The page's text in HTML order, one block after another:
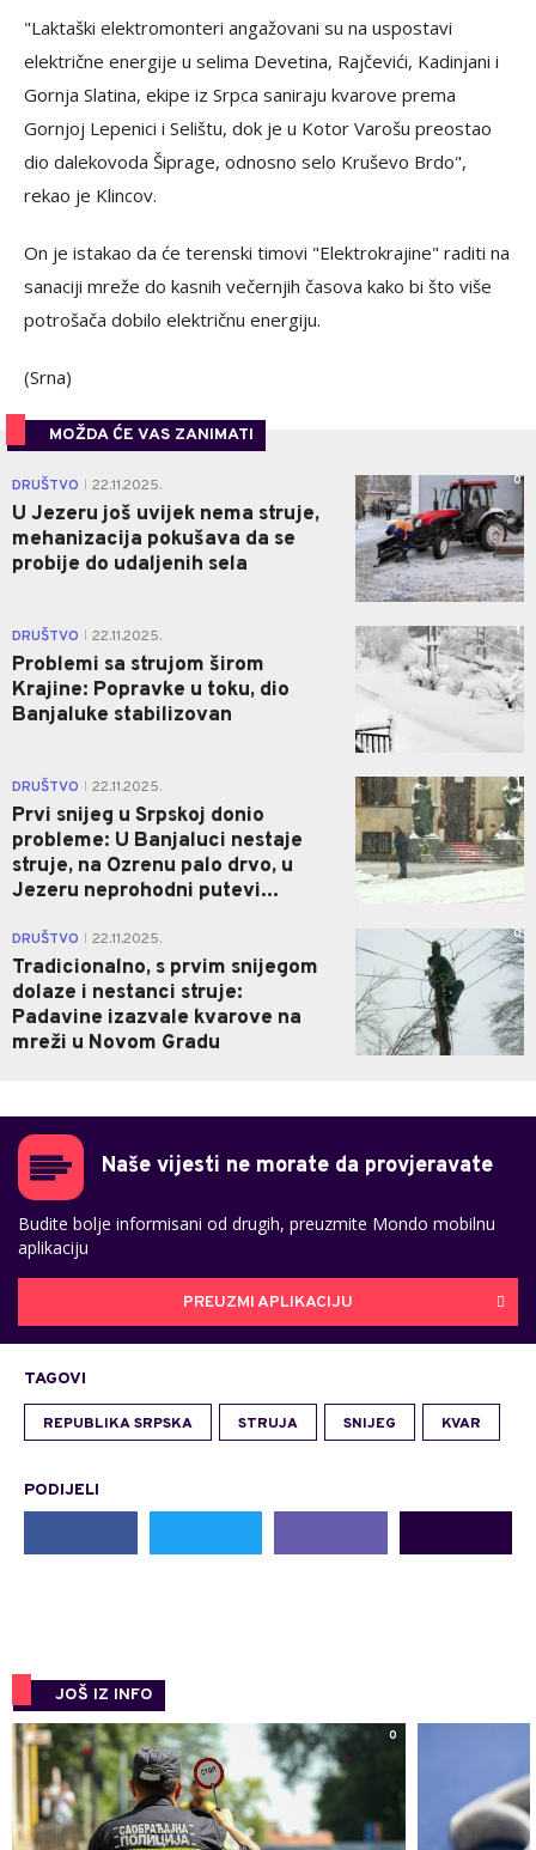
"Laktaški elektromonteri angažovani su na uspostavi
električne energije u selima Devetina, Rajčevići, Kadinjani i
Gornja Slatina, ekipe iz Srpca saniraju kvarove prema
Gornjoj Lepenici i Selištu, dok je u Kotor Varošu preostao
dio dalekovoda Šiprage, odnosno selo Kruševo Brdo",
rekao je Klincov.
On je istakao da će terenski timovi "Elektrokrajine" raditi na
sanaciji mreže do kasnih večernjih časova kako bi što više
potrošača dobilo električnu energiju.
(Srna)
MOŽDA ĆE VAS ZANIMATI
DRUŠTVO 22.11.2025.
U Jezeru još uvijek nema struje,
mehanizacija pokušava da se
probije do udaljenih sela
0
DRUŠTVO 22.11.2025.
Problemi sa strujom širom
Krajine: Popravke u toku, dio
Banjaluke stabilizovan
1
DRUŠTVO 22.11.2025.
Prvi snijeg u Srpskoj donio
probleme: U Banjaluci nestaje
struje, na Ozrenu palo drvo, u
Jezeru neprohodni putevi...
1
DRUŠTVO 22.11.2025.
Tradicionalno, s prvim snijegom
dolaze i nestanci struje:
Padavine izazvale kvarove na
mreži u Novom Gradu
0
Naše vijesti ne morate da provjeravate
Budite bolje informisani od drugih, preuzmite Mondo mobilnu
aplikaciju
PREUZMI APLIKACIJU
TAGOVI
REPUBLIKA SRPSKA STRUJA SNIJEG KVAR
PODIJELI
JOŠ IZ INFO
0